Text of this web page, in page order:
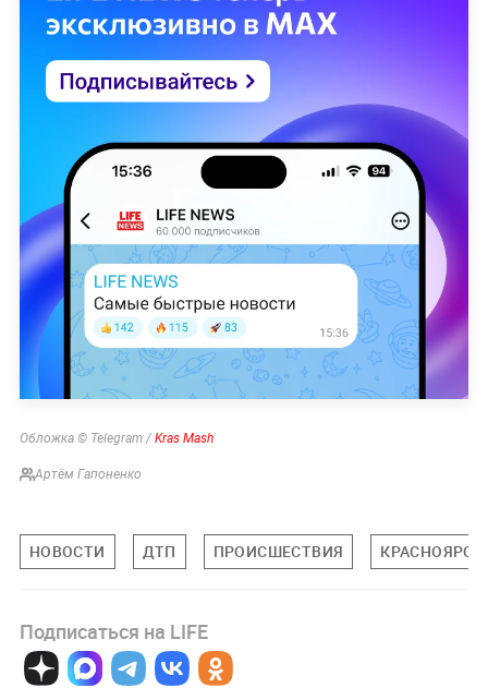
Обложка © Telegram / Kras Mash
Артём Гапоненко
НОВОСТИ ДТП ПРОИСШЕСТВИЯ
Подписаться на LIFE